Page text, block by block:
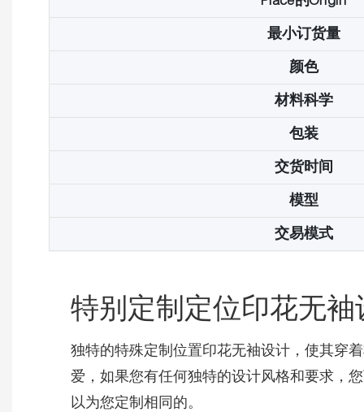
最小订货量
颜色
材料科学
包装
交货时间
模型
交易模式
特别定制定位印花无袖
独特的特殊定制位置印花无袖设计，使其穿
爱，如果您有任何独特的设计风格和要求，
以为您定制相同的。